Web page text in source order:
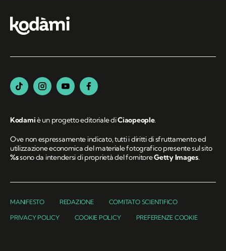
Kodamiè un progetto editoriale diCiaopeople.
Ove non espressamente indicato, tutti i diritti di sfruttamento ed
utilizzazione economica del materiale fotografico presente sul sito
%ssono da intendersi di proprietà del fornitoreGetty Images.
MANIFESTO REDAZIONE COMITATO SCIENTIFICO
PRIVACY POLICY COOKIE POLICY PREFERENZE COOKIE